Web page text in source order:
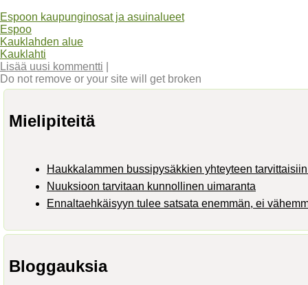
Espoon kaupunginosat ja asuinalueet
Espoo
Kauklahden alue
Kauklahti
Lisää uusi kommentti
Do not remove or your site will get broken
Mielipiteitä
Haukkalammen bussipysäkkien yhteyteen
Nuuksioon tarvitaan kunnollinen uimaranta
Ennaltaehkäisyyn tulee satsata enemmän, ei
Bloggauksia